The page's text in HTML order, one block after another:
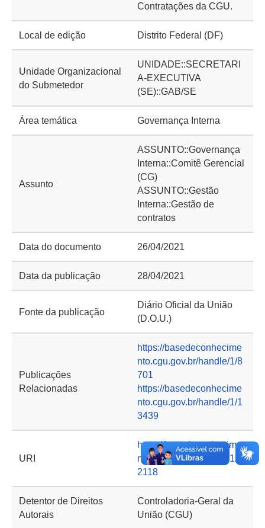
Contratações da CGU.
Local de edição Distrito Federal (DF)
Unidade Organizacional
do Submetedor
UNIDADE::SECRETARI
A-EXECUTIVA
(SE)::GAB/SE
Área temática Governança Interna
Assunto
ASSUNTO::Governança
Interna::Comitê Gerencial
(CG)
ASSUNTO::Gestão
Interna::Gestão de
contratos
Data do documento 26/04/2021
Data da publicação 28/04/2021
Fonte da publicação
Diário Oficial da União
(D.O.U.)
Publicações
Relacionadas
https://basedeconhecime
nto.cgu.gov.br/handle/1/8
701
https://basedeconhecime
nto.cgu.gov.br/handle/1/1
3439
URI
https://basedeconhecime
nto.cgu.gov.br/handle/1/1
2118
Detentor de Direitos
Autorais
Controladoria-Geral da
União (CGU)